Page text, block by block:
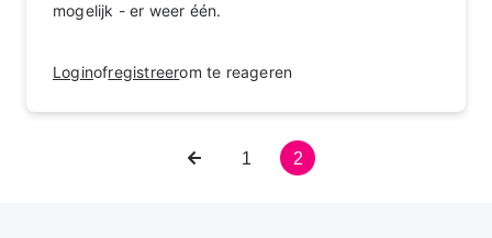
mogelijk - er weer één.
Loginofregistreerom te reageren
VorigePagina
1
Huidige
2